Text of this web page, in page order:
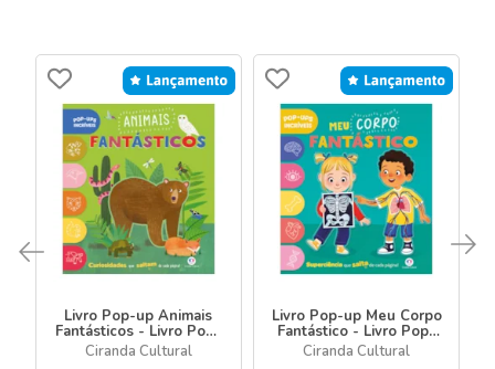
Livro Pop-up Animais
Fantásticos - Livro Pop-
Up Infantil para Explorar
Ciranda Cultural
Livro Pop-up Meu Corpo
Fantástico - Livro Pop-
Up Infantil sobre o
Ciranda Cultural